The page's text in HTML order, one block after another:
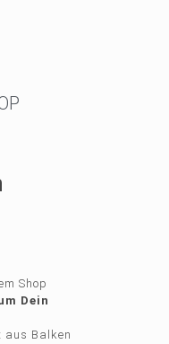
Shop
Dein
aus Balken